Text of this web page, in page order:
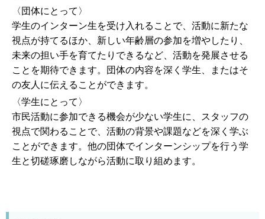
〈団体にとって〉
学生のインターン生を受け入れることで、活動に新たな
視点が持てるほか、新しい年齢層の参加を増やしたり、
未来の担い手を育てたりできるなど、活動を発展させる
ことを期待できます。団体の内容を深く学生、またはそ
の友人に伝えることができます。
〈学生にとって〉
市民活動に参加できる機会が少ない学生に、スタッフの
視点で関わることで、活動の背景や課題などを深く学ぶ
ことができます。他の団体でインターンシップを行う学
生と切磋琢磨しながら活動に取り組めます。